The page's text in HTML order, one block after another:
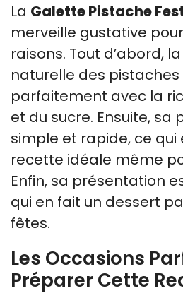
La Galette Pistache
merveille gustative
raisons. Tout d’abord,
naturelle des
parfaitement avec la
et du sucre. Ensuite,
simple et rapide, ce qui
recette idéale même
Enfin, sa présentation
qui en fait un dessert
fêtes.
Les Occasions
Préparer Cette